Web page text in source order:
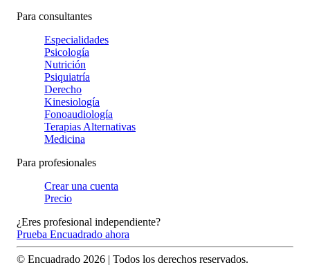
Para consultantes
Especialidades
Psicología
Nutrición
Psiquiatría
Derecho
Kinesiología
Fonoaudiología
Terapias Alternativas
Medicina
Para profesionales
Crear una cuenta
Precio
¿Eres profesional independiente?
Prueba Encuadrado ahora
© Encuadrado 2026 | Todos los derechos reservados.